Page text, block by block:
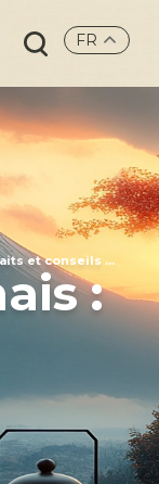
Search
for:
FR
et conseils ...
: